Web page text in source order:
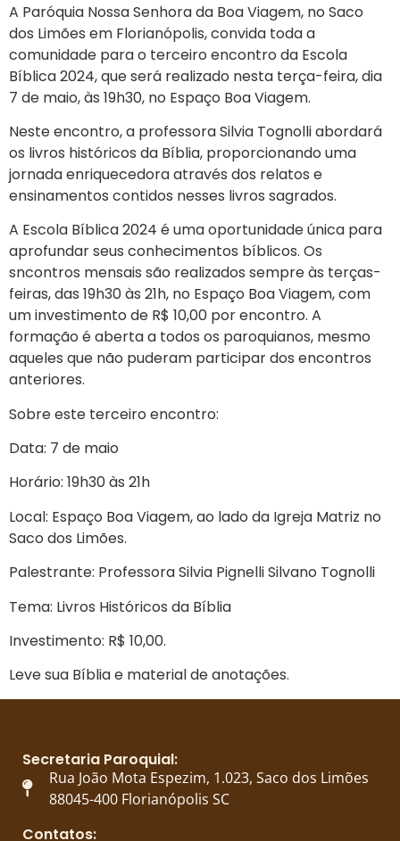
A Paróquia Nossa Senhora da Boa Viagem, no Saco
dos Limões em Florianópolis, convida toda a
comunidade para o terceiro encontro da Escola
Bíblica 2024, que será realizado nesta terça-feira, dia
7 de maio, às 19h30, no Espaço Boa Viagem.
Neste encontro, a professora Silvia Tognolli abordará
os livros históricos da Bíblia, proporcionando uma
jornada enriquecedora através dos relatos e
ensinamentos contidos nesses livros sagrados.
A Escola Bíblica 2024 é uma oportunidade única para
aprofundar seus conhecimentos bíblicos. Os
sncontros mensais são realizados sempre às terças-
feiras, das 19h30 às 21h, no Espaço Boa Viagem, com
um investimento de R$ 10,00 por encontro. A
formação é aberta a todos os paroquianos, mesmo
aqueles que não puderam participar dos encontros
anteriores.
Sobre este terceiro encontro:
Data: 7 de maio
Horário: 19h30 às 21h
Local: Espaço Boa Viagem, ao lado da Igreja Matriz no
Saco dos Limões.
Palestrante: Professora Silvia Pignelli Silvano Tognolli
Tema: Livros Históricos da Bíblia
Investimento: R$ 10,00.
Leve sua Bíblia e material de anotações.
Secretaria Paroquial:
Rua João Mota Espezim, 1.023, Saco dos Limões
88045-400 Florianópolis SC
Contatos: